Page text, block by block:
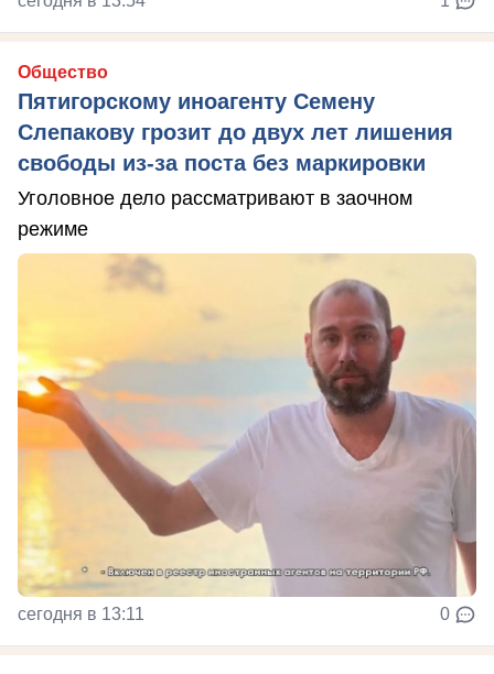
Общество
Пятигорскому иноагенту Семену
Слепакову грозит до двух лет лишения
свободы из-за поста без маркировки
Уголовное дело рассматривают в заочном
режиме
сегодня в 13:11 0